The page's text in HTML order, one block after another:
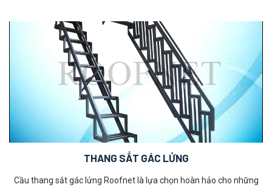
thuỷ phù hợp dành cho mỗi gia đình. Hãy tham khảo ngay Top 5
loại cầu thang gác xép hay được sử dụng dưới đây để có lựa chọn
phù hợp nhất cho không gian sống của mình!
THANG SẮT GÁC LỬNG
Cầu thang sắt gác lửng Roofnet là lựa chọn hoàn hảo cho những